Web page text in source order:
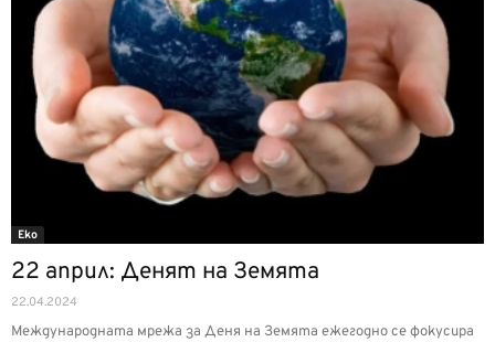
Еко
22 април: Денят на Земята
22.04.2024
Международната мрежа за Деня на Земята ежегодно се фокусира